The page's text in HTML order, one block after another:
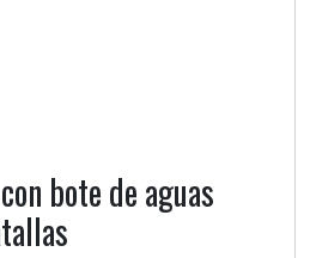
bote de aguas